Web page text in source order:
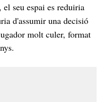
seu espai es reduiria
d'assumir una decisió
molt culer, format